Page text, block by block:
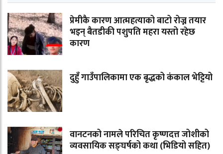
प्रेमीकै कारण आत्महत्याको बाटो रोज्न तयार
भइन् बैतडीकी पशुपति महरा यस्तो रहेछ
कारण
दुहुँ गाउँपालिकामा एक बृद्धको कंकाल भेट्टियो
वानटनको नामले परिचित कृष्णदत्त जोशीको
व्यवसायिक सङ्घर्षको कथा (भिडियो सहित)